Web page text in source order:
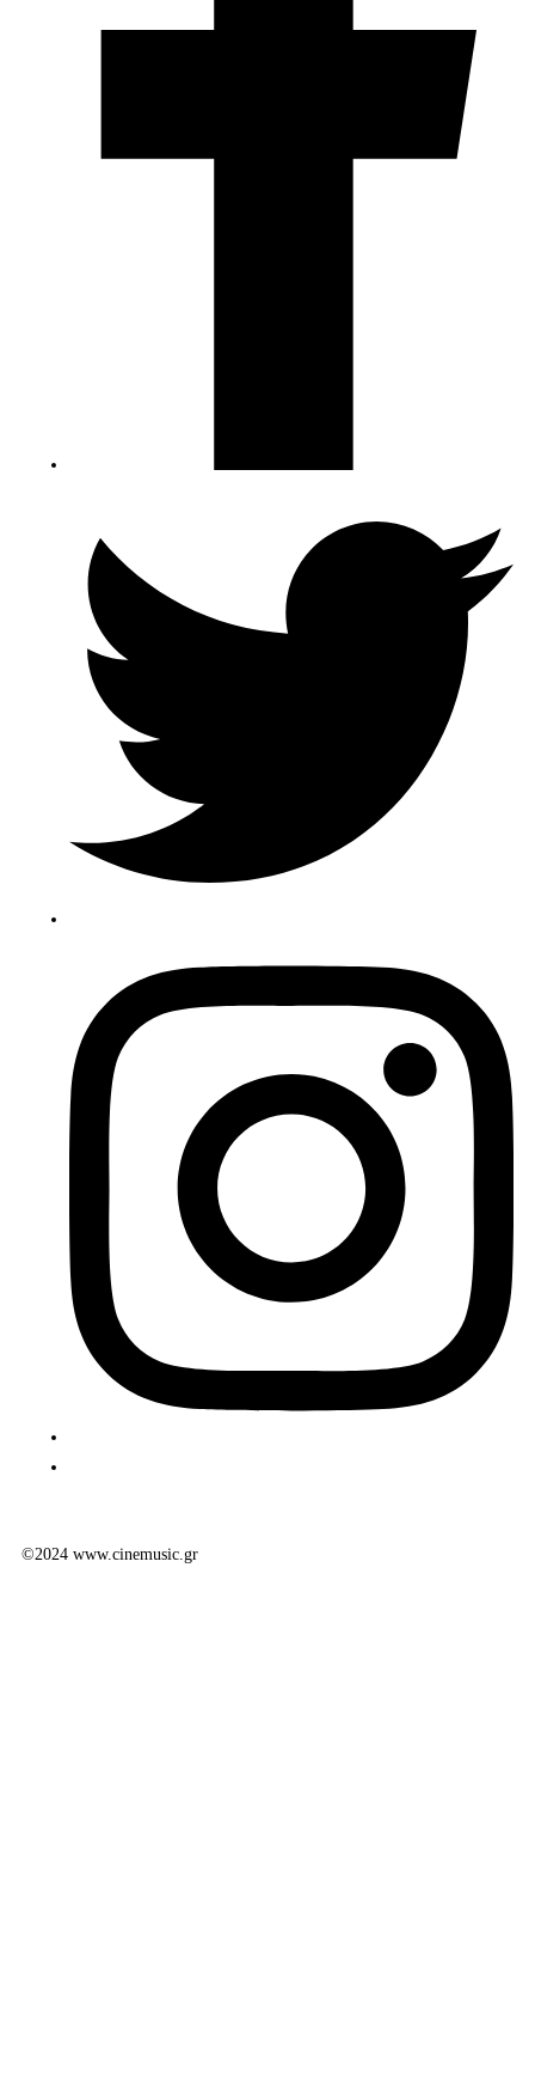
©2024 www.cinemusic.gr